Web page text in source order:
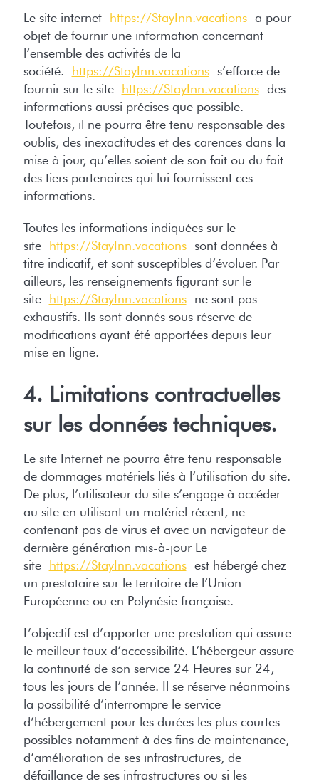
Le site internet https://StayInn.vacationsa pour
objet de fournir une information concernant
l’ensemble des activités de la
société. https://StayInn.vacationss’efforce de
fournir sur le site https://StayInn.vacationsdes
informations aussi précises que possible.
Toutefois, il ne pourra être tenu responsable des
oublis, des inexactitudes et des carences dans la
mise à jour, qu’elles soient de son fait ou du fait
des tiers partenaires qui lui fournissent ces
informations.
Toutes les informations indiquées sur le
site https://StayInn.vacationssont données à
titre indicatif, et sont susceptibles d’évoluer. Par
ailleurs, les renseignements figurant sur le
site https://StayInn.vacationsne sont pas
exhaustifs. Ils sont donnés sous réserve de
modifications ayant été apportées depuis leur
mise en ligne.
4. Limitations contractuelles
sur les données techniques.
Le site Internet ne pourra être tenu responsable
de dommages matériels liés à l’utilisation du site.
De plus, l’utilisateur du site s’engage à accéder
au site en utilisant un matériel récent, ne
contenant pas de virus et avec un navigateur de
dernière génération mis-à-jour Le
site https://StayInn.vacationsest hébergé chez
un prestataire sur le territoire de l’Union
Européenne ou en Polynésie française.
L’objectif est d’apporter une prestation qui assure
le meilleur taux d’accessibilité. L’hébergeur assure
la continuité de son service 24 Heures sur 24,
tous les jours de l’année. Il se réserve néanmoins
la possibilité d’interrompre le service
d’hébergement pour les durées les plus courtes
possibles notamment à des fins de maintenance,
d’amélioration de ses infrastructures, de
défaillance de ses infrastructures ou si les